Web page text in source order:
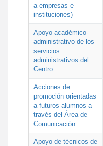
a empresas e
instituciones)
Apoyo académico-
administrativo de los
servicios
administrativos del
Centro
Acciones de
promoción orientadas
a futuros alumnos a
través del Área de
Comunicación
Apoyo de técnicos de